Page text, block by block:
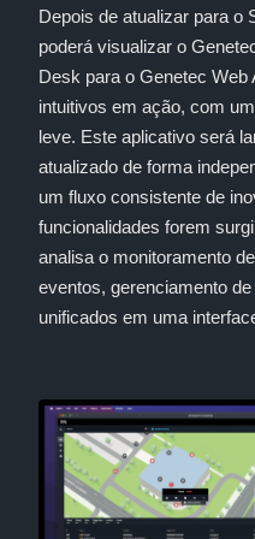
Depois de atualizar para o
poderá visualizar o
Desk para o Genetec
intuitivos em ação, com
leve. Este aplicativo será
atualizado de forma
um fluxo consistente de
funcionalidades forem
analisa o monitoramento
eventos, gerenciamento
unificados em uma